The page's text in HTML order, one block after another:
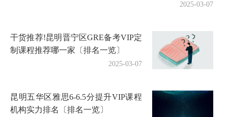
2025-03-07
干货推荐!昆明晋宁区GRE备考VIP定
制课程推荐哪一家〔排名一览〕
2025-03-07
昆明五华区雅思6-6.5分提升VIP课程
机构实力排名〔排名一览〕